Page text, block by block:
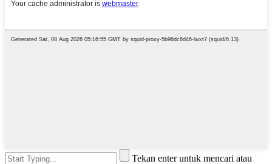
Tekan enter untuk mencari atau